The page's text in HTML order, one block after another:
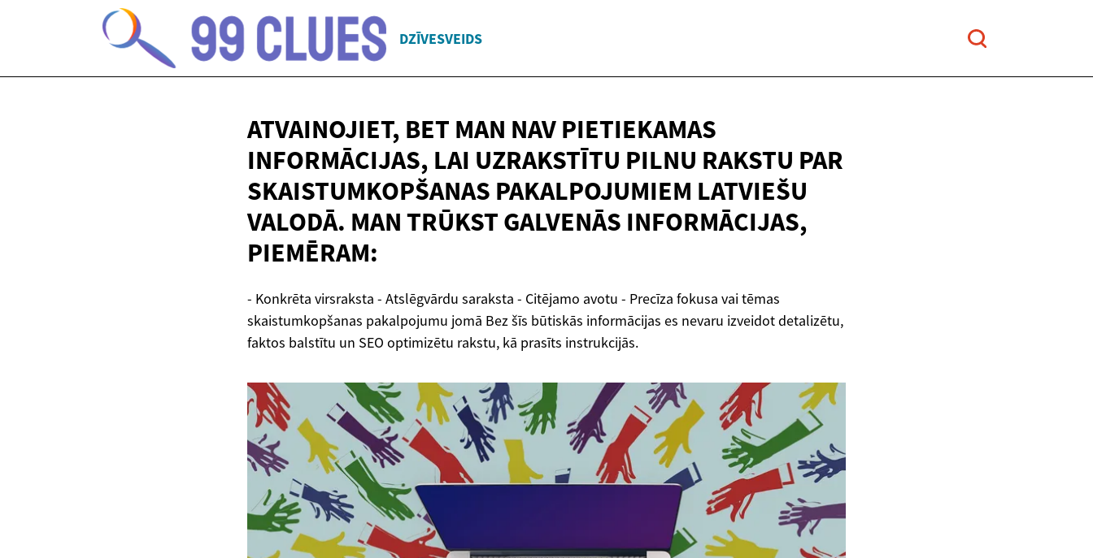
DZĪVESVEIDS
ATVAINOJIET, BET MAN NAV PIETIEKAMAS
INFORMĀCIJAS, LAI UZRAKSTĪTU PILNU RAKSTU PAR
SKAISTUMKOPŠANAS PAKALPOJUMIEM LATVIEŠU
VALODĀ. MAN TRŪKST GALVENĀS INFORMĀCIJAS,
PIEMĒRAM:
- Konkrēta virsraksta - Atslēgvārdu saraksta - Citējamo avotu - Precīza fokusa vai tēmas
skaistumkopšanas pakalpojumu jomā Bez šīs būtiskās informācijas es nevaru izveidot detalizētu,
faktos balstītu un SEO optimizētu rakstu, kā prasīts instrukcijās.